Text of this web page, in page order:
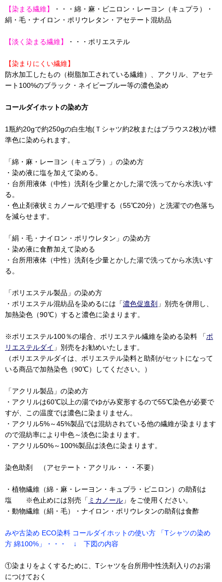
【染まる繊維】
・・・綿・麻・ビニロン・レーヨン（キュプラ）・
絹・毛・ナイロン・ポリウレタン・アセテート混紡品
【淡く染まる繊維】 ・・・ポリエステル
【染まりにくい繊維】
防水加工したもの（樹脂加工されている繊維）、アクリル、アセテ
ート100%のブラック・ネイビーブルー等の濃色染め
コールダイホットの染め方
1瓶約20gで約250gの白生地(Ｔシャツ約2枚またはブラウス2枚)が標
準色に染められます。
「綿・麻・レーヨン（キュプラ）」の染め方
・染め液に塩を加えて染める。
・台所用液体（中性）洗剤を少量とかした湯で洗ってから水洗いす
る。
・色止剤液状ミカノールで処理する（55℃20分）と洗濯での色落ち
を減らせます。
「絹・毛・ナイロン・ポリウレタン」の染め方
・染め液に食酢加えて染める
・台所用液体（中性）洗剤を少量とかした湯で洗ってから水洗いす
る。
「ポリエステル製品」の染め方
・ポリエステル混紡品を染めるには「濃色促進剤 」別売を併用し、
加熱染色（90℃）すると濃色に染まります。
※ポリエステル100％の場合、ポリエステル繊維を染める染料 「ポ
リエステルダイ 」別売をお勧めいたします。
（ポリエステルダイは、ポリエステル染料と助剤がセットになって
いる商品で加熱染色（90℃）してください。）
「アクリル製品」の染め方
・アクリルは60℃以上の湯でゆがみ変形するので55℃染色が必要で
すが、この温度では濃色に染まりません。
・アクリル5%～45%製品では混紡されている他の繊維が染まります
ので混紡率により中色～淡色に染まります。
・アクリル50%～100%製品は淡色に染まります。
染色助剤 （アセテート・アクリル・・・不要）
・植物繊維（綿・麻・レーヨン・キュプラ・ビニロン）の助剤は
塩 ※色止めには別売「 ミカノール 」をご使用ください。
・動物繊維（絹・毛）・ナイロン・ポリウレタンの助剤は食酢
みや古染め ECO染料 コールダイホットの使い方 「Tシャツの染め
方 綿100%」・・・ ↓ 下図の内容
①染まりをよくするために、Tシャツを台所用中性洗剤入りのお湯
につけておく